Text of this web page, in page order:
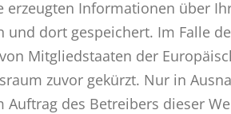
erzeugten Informationen über
und dort gespeichert. Im Falle
Mitgliedstaaten der
zuvor gekürzt. Nur in
Auftrag des Betreibers dieser